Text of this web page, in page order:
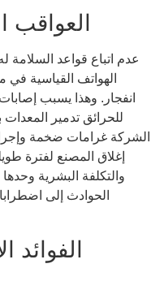
العواقب
عدم اتباع قواعد السلامة
الهواتف القياسية
انفجار. وهذا يسبب
للحرائق تدمير المعدات
الشركة غرامات ضخمة
إغلاق المصنع لفترة
والتكلفة البشرية
الحوادث إلى
الفوائد